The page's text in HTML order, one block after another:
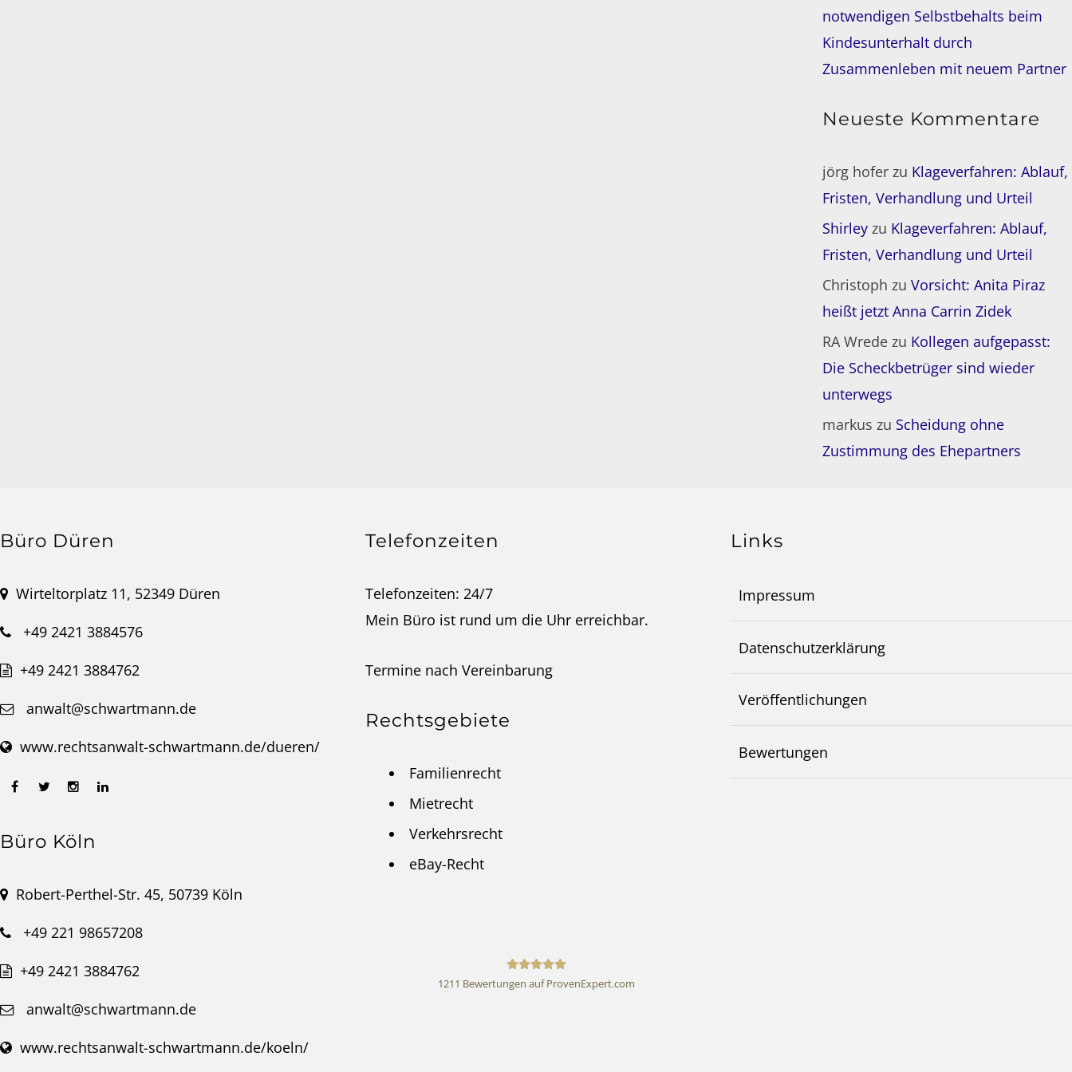
notwendigen Selbstbehalts beim
Kindesunterhalt durch
Zusammenleben mit neuem Partner
Neueste Kommentare
jörg hoferzu Klageverfahren: Ablauf,
Fristen, Verhandlung und Urteil
Shirleyzu Klageverfahren: Ablauf,
Fristen, Verhandlung und Urteil
Christoph zu Vorsicht: Anita Piraz
heißt jetzt Anna Carrin Zidek
RA Wredezu Kollegen aufgepasst:
Die Scheckbetrüger sind wieder
unterwegs
markus zu Scheidung ohne
Zustimmung des Ehepartners
Büro Düren
Wirteltorplatz 11, 52349 Düren
+49 2421 3884576
+49 2421 3884762
anwalt@schwartmann.de
www.rechtsanwalt-schwartmann.de/dueren/
Büro Köln
Robert-Perthel-Str. 45, 50739 Köln
+49 221 98657208
+49 2421 3884762
anwalt@schwartmann.de
www.rechtsanwalt-schwartmann.de/koeln/
Telefonzeiten
Telefonzeiten: 24/7
Mein Büro ist rund um die Uhr erreichbar.
Termine nach Vereinbarung
Rechtsgebiete
Familienrecht
Mietrecht
Verkehrsrecht
eBay-Recht
1211 Bewertungen auf ProvenExpert.com
Links
Impressum
Datenschutzerklärung
Veröffentlichungen
Bewertungen